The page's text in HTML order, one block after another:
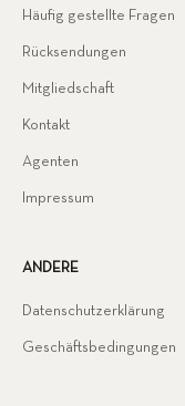
Häufig gestellte Fragen
Rücksendungen
Mitgliedschaft
Kontakt
Agenten
Impressum
ANDERE
Datenschutzerklärung
Geschäftsbedingungen